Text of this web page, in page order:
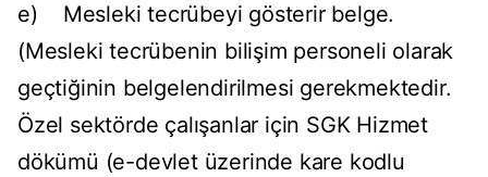
e) Mesleki tecrübeyi gösterir belge.
(Mesleki tecrübenin bilişim personeli olarak
geçtiğinin belgelendirilmesi gerekmektedir.
Özel sektörde çalışanlar için SGK Hizmet
dökümü (e-devlet üzerinde kare kodlu